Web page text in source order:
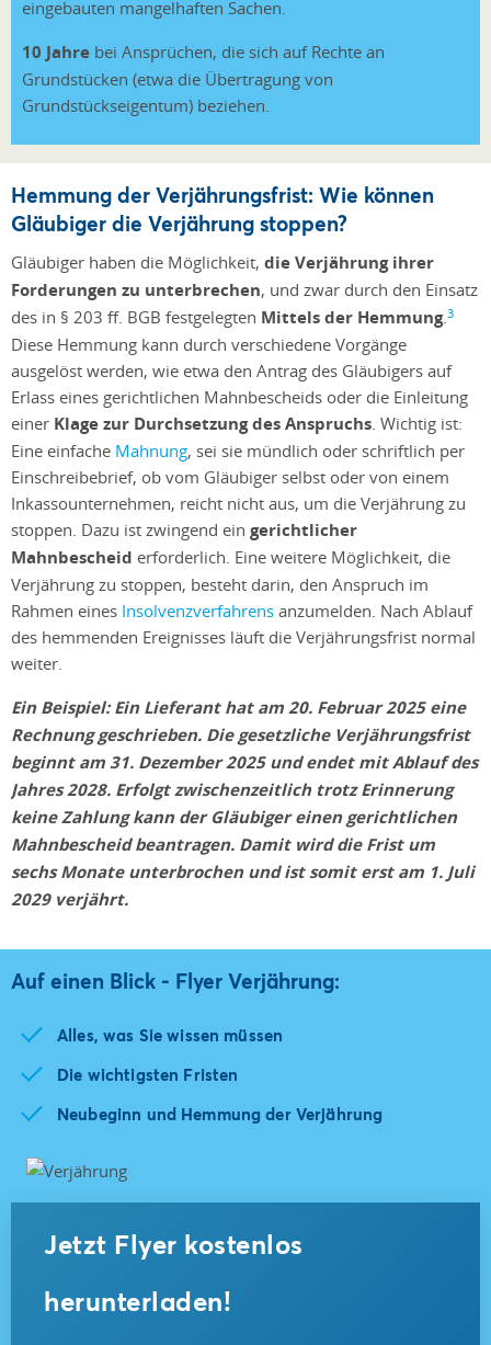
eingebauten mangelhaften Sachen.
10 Jahre bei Ansprüchen, die sich auf Rechte an
Grundstücken (etwa die Übertragung von
Grundstückseigentum) beziehen.
Hemmung der Verjährungsfrist: Wie können
Gläubiger die Verjährung stoppen?
Gläubiger haben die Möglichkeit, die Verjährung ihrer
Forderungen zu unterbrechen, und zwar durch den Einsatz
des in § 203 ff. BGB festgelegten Mittels der Hemmung.3
Diese Hemmung kann durch verschiedene Vorgänge
ausgelöst werden, wie etwa den Antrag des Gläubigers auf
Erlass eines gerichtlichen Mahnbescheids oder die Einleitung
einer Klage zur Durchsetzung des Anspruchs. Wichtig ist:
Eine einfache Mahnung, sei sie mündlich oder schriftlich per
Einschreibebrief, ob vom Gläubiger selbst oder von einem
Inkassounternehmen, reicht nicht aus, um die Verjährung zu
stoppen. Dazu ist zwingend ein gerichtlicher
Mahnbescheid erforderlich. Eine weitere Möglichkeit, die
Verjährung zu stoppen, besteht darin, den Anspruch im
Rahmen eines Insolvenzverfahrens anzumelden. Nach Ablauf
des hemmenden Ereignisses läuft die Verjährungsfrist normal
weiter.
Ein Beispiel: Ein Lieferant hat am 20. Februar 2025 eine
Rechnung geschrieben. Die gesetzliche Verjährungsfrist
beginnt am 31. Dezember 2025 und endet mit Ablauf des
Jahres 2028. Erfolgt zwischenzeitlich trotz Erinnerung
keine Zahlung kann der Gläubiger einen gerichtlichen
Mahnbescheid beantragen. Damit wird die Frist um
sechs Monate unterbrochen und ist somit erst am 1. Juli
2029 verjährt.
Auf einen Blick - Flyer Verjährung:
Alles, was Sie wissen müssen
Die wichtigsten Fristen
Neubeginn und Hemmung der Verjährung
Jetzt Flyer kostenlos
herunterladen!